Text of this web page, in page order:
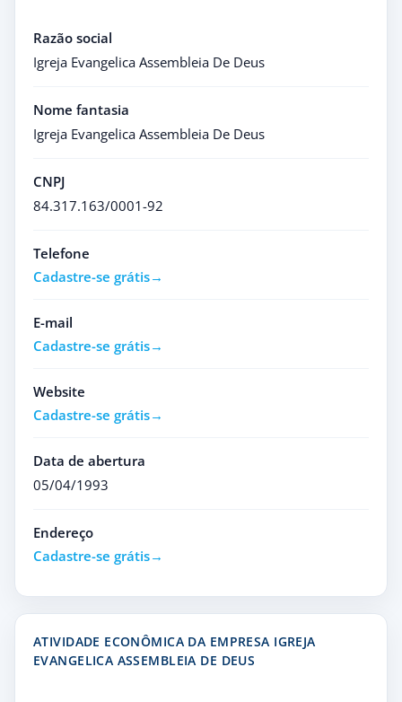
Razão social
Igreja Evangelica Assembleia De Deus
Nome fantasia
Igreja Evangelica Assembleia De Deus
CNPJ
84.317.163/0001-92
Telefone
Cadastre-se grátis
E-mail
Cadastre-se grátis
Website
Cadastre-se grátis
Data de abertura
05/04/1993
Endereço
Cadastre-se grátis
ATIVIDADE ECONÔMICA DA EMPRESA IGREJA
EVANGELICA ASSEMBLEIA DE DEUS